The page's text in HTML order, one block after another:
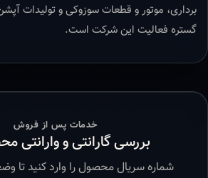
برداری، موتور و قطعات سوزوکی و تولیدات
گستره فعالیت این شرکت است.
خدمات پس از فروش
بررسی گارانتی و وارانتی
شماره سریال محصول را وارد کنید تا